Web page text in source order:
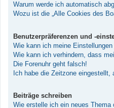
Warum werde ich automatisch
Wozu ist die „Alle Cookies des
Benutzerpräferenzen und -
Wie kann ich meine Einstellungen
Wie kann ich verhindern, dass
Die Forenuhr geht falsch!
Ich habe die Zeitzone eingestellt,
Beiträge schreiben
Wie erstelle ich ein neues Thema